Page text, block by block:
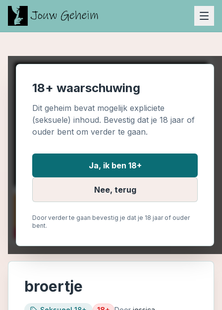
18+ waarschuwing
Dit geheim bevat mogelijk expliciete
(seksuele) inhoud. Bevestig dat je 18 jaar of
ouder bent om verder te gaan.
Ja, ik ben 18+
Nee, terug
Door verder te gaan bevestig je dat je 18 jaar of ouder
bent.
broertje